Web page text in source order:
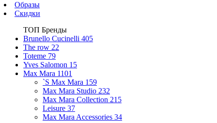
Образы
Скидки
ТОП Бренды
Brunello Cucinelli 405
The row 22
Toteme 79
Yves Salomon 15
Max Mara 1101
`S Max Mara 159
Max Mara Studio 232
Max Mara Collection 215
Leisure 37
Max Mara Accessories 34